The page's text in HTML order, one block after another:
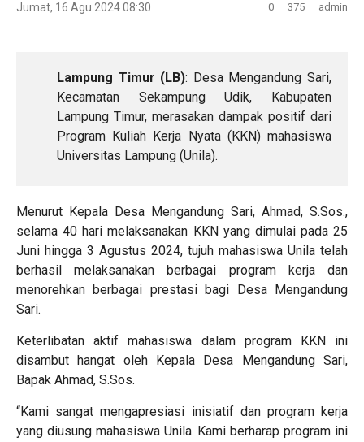
Jumat, 16 Agu 2024 08:30 0 375 admin
Lampung Timur (LB): Desa Mengandung Sari,
Kecamatan Sekampung Udik, Kabupaten
Lampung Timur, merasakan dampak positif dari
Program Kuliah Kerja Nyata (KKN) mahasiswa
Universitas Lampung (Unila).
Menurut Kepala Desa Mengandung Sari, Ahmad, S.Sos.,
selama 40 hari melaksanakan KKN yang dimulai pada 25
Juni hingga 3 Agustus 2024, tujuh mahasiswa Unila telah
berhasil melaksanakan berbagai program kerja dan
menorehkan berbagai prestasi bagi Desa Mengandung
Sari.
Keterlibatan aktif mahasiswa dalam program KKN ini
disambut hangat oleh Kepala Desa Mengandung Sari,
Bapak Ahmad, S.Sos.
“Kami sangat mengapresiasi inisiatif dan program kerja
yang diusung mahasiswa Unila. Kami berharap program ini